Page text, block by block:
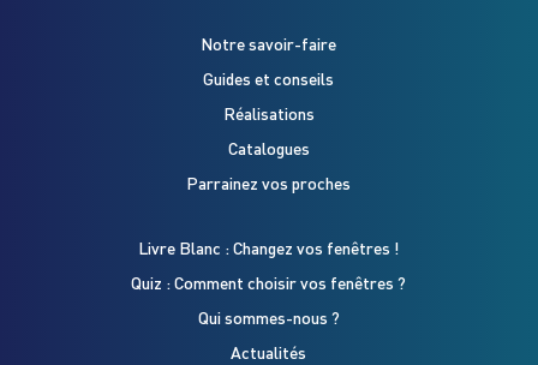
Notre savoir-faire
Guides et conseils
Réalisations
Catalogues
Parrainez vos proches
Livre Blanc : Changez vos fenêtres !
Quiz : Comment choisir vos fenêtres ?
Qui sommes-nous ?
Actualités